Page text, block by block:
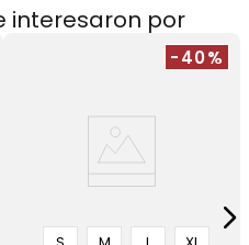
interesaron por
-40%